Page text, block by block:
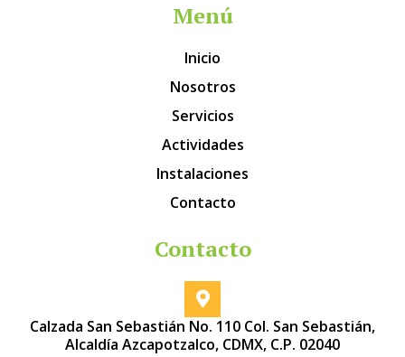
Menú
Inicio
Nosotros
Servicios
Actividades
Instalaciones
Contacto
Contacto
Calzada San Sebastián No. 110 Col. San Sebastián,
Alcaldía Azcapotzalco, CDMX, C.P. 02040